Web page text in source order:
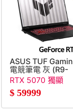
ASUS TUF
電競筆電 灰 (R9-
RTX 5070 獨顯
$ 59999